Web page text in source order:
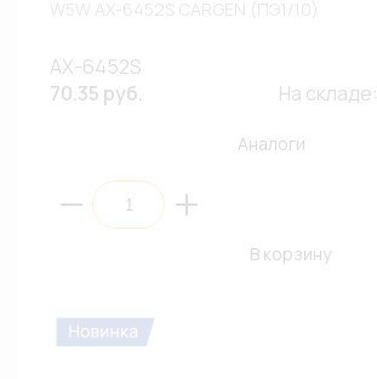
AX-6452S
70.35 руб.
На складе:
Аналоги
В корзину